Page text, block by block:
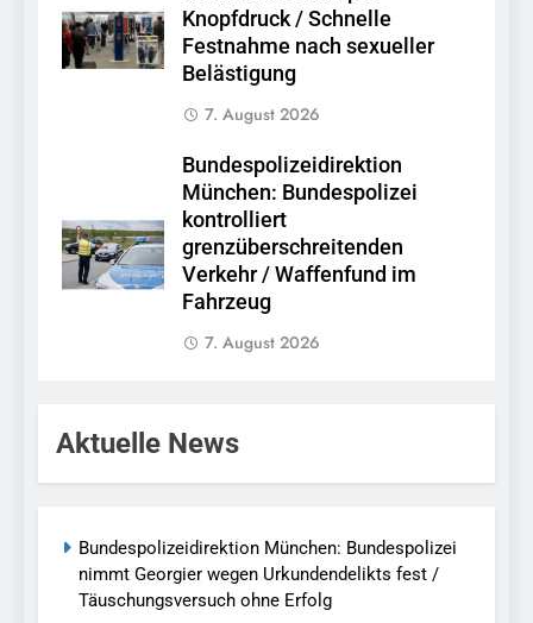
Knopfdruck / Schnelle
Festnahme nach sexueller
Belästigung
7. August 2026
Bundespolizeidirektion
München: Bundespolizei
kontrolliert
grenzüberschreitenden
Verkehr / Waffenfund im
Fahrzeug
7. August 2026
Aktuelle News
Bundespolizeidirektion München: Bundespolizei
nimmt Georgier wegen Urkundendelikts fest /
Täuschungsversuch ohne Erfolg